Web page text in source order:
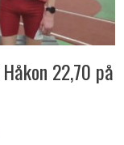
22,70 på